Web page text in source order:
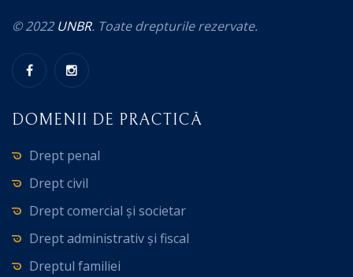
© 2022 UNBR. Toate drepturile rezervate.
DOMENII DE PRACTICĂ
Drept penal
Drept civil
Drept comercial și societar
Drept administrativ și fiscal
Dreptul familiei